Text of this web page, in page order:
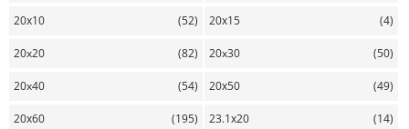
20х10 (52) 20х15 (4)
20x20 (82) 20x30 (50)
20x40 (54) 20х50 (49)
20х60 (195) 23.1х20 (14)